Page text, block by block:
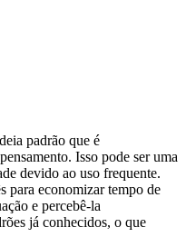
padrão que é
Isso pode ser uma
devido ao uso frequente.
para economizar tempo de
e percebê-la
já conhecidos, o que